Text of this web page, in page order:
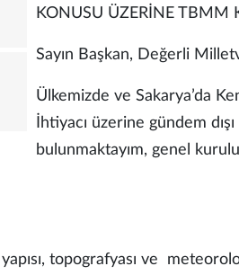
KONUSU ÜZERİNE TBMM
Sayın Başkan, Değerli
Ülkemizde ve Sakarya’da
İhtiyacı üzerine gündem dışı
bulunmaktayım, genel
topografyası ve